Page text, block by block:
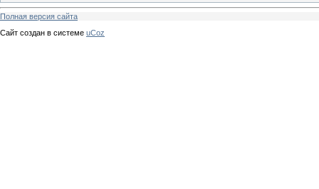
Полная версия сайта
Сайт создан в системе uCoz